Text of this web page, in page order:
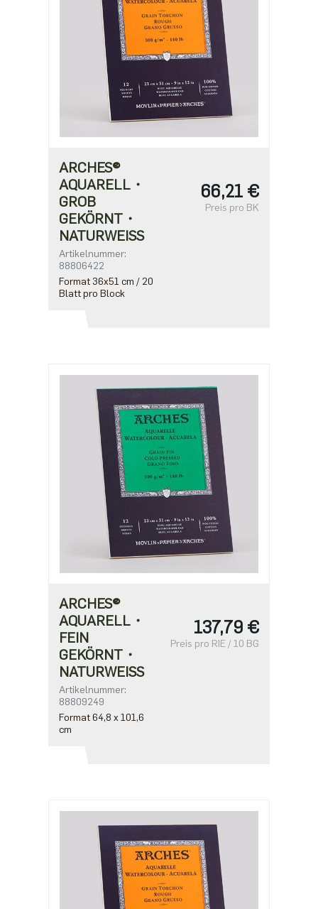
ARCHES®
AQUARELL・
GROB
GEKÖRNT・
NATURWEISS
Artikelnummer:
88806422
Format 36x51 cm / 20
Blatt pro Block
66,21 €
Preis pro BK
ARCHES®
AQUARELL・
FEIN
GEKÖRNT・
NATURWEISS
Artikelnummer:
88809249
Format 64,8 x 101,6
cm
137,79 €
Preis pro RIE / 10 BG